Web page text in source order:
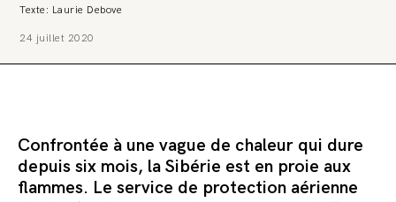
Texte: Laurie Debove
24 juillet 2020
Confrontée à une vague de chaleur qui dure
depuis six mois, la Sibérie est en proie aux
flammes. Le service de protection aérienne
Une procédure bâillon. Notre tort ? Avoir voulu protéger
veut nous faire taire. Cette procédure bâillon vise à nous affaiblir et,
aujourd’hui une grande campagne de soutien avec un premier
Commander le pack